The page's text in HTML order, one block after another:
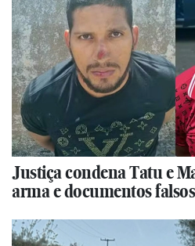
Justiça condena Tatu e
arma e documentos falsos